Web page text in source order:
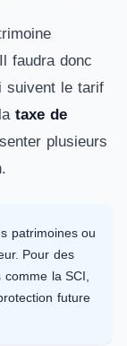
faudra donc
suivent le tarif
taxe de
plusieurs
patrimoines ou
Pour des
la SCI,
future